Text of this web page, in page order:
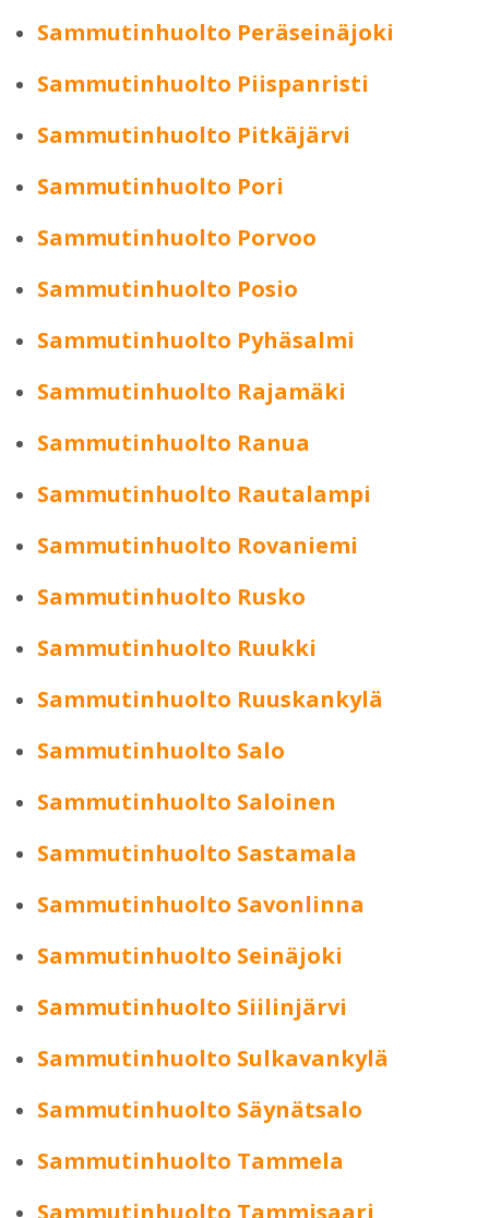
Sammutinhuolto Peräseinäjoki
Sammutinhuolto Piispanristi
Sammutinhuolto Pitkäjärvi
Sammutinhuolto Pori
Sammutinhuolto Porvoo
Sammutinhuolto Posio
Sammutinhuolto Pyhäsalmi
Sammutinhuolto Rajamäki
Sammutinhuolto Ranua
Sammutinhuolto Rautalampi
Sammutinhuolto Rovaniemi
Sammutinhuolto Rusko
Sammutinhuolto Ruukki
Sammutinhuolto Ruuskankylä
Sammutinhuolto Salo
Sammutinhuolto Saloinen
Sammutinhuolto Sastamala
Sammutinhuolto Savonlinna
Sammutinhuolto Seinäjoki
Sammutinhuolto Siilinjärvi
Sammutinhuolto Sulkavankylä
Sammutinhuolto Säynätsalo
Sammutinhuolto Tammela
Sammutinhuolto Tammisaari